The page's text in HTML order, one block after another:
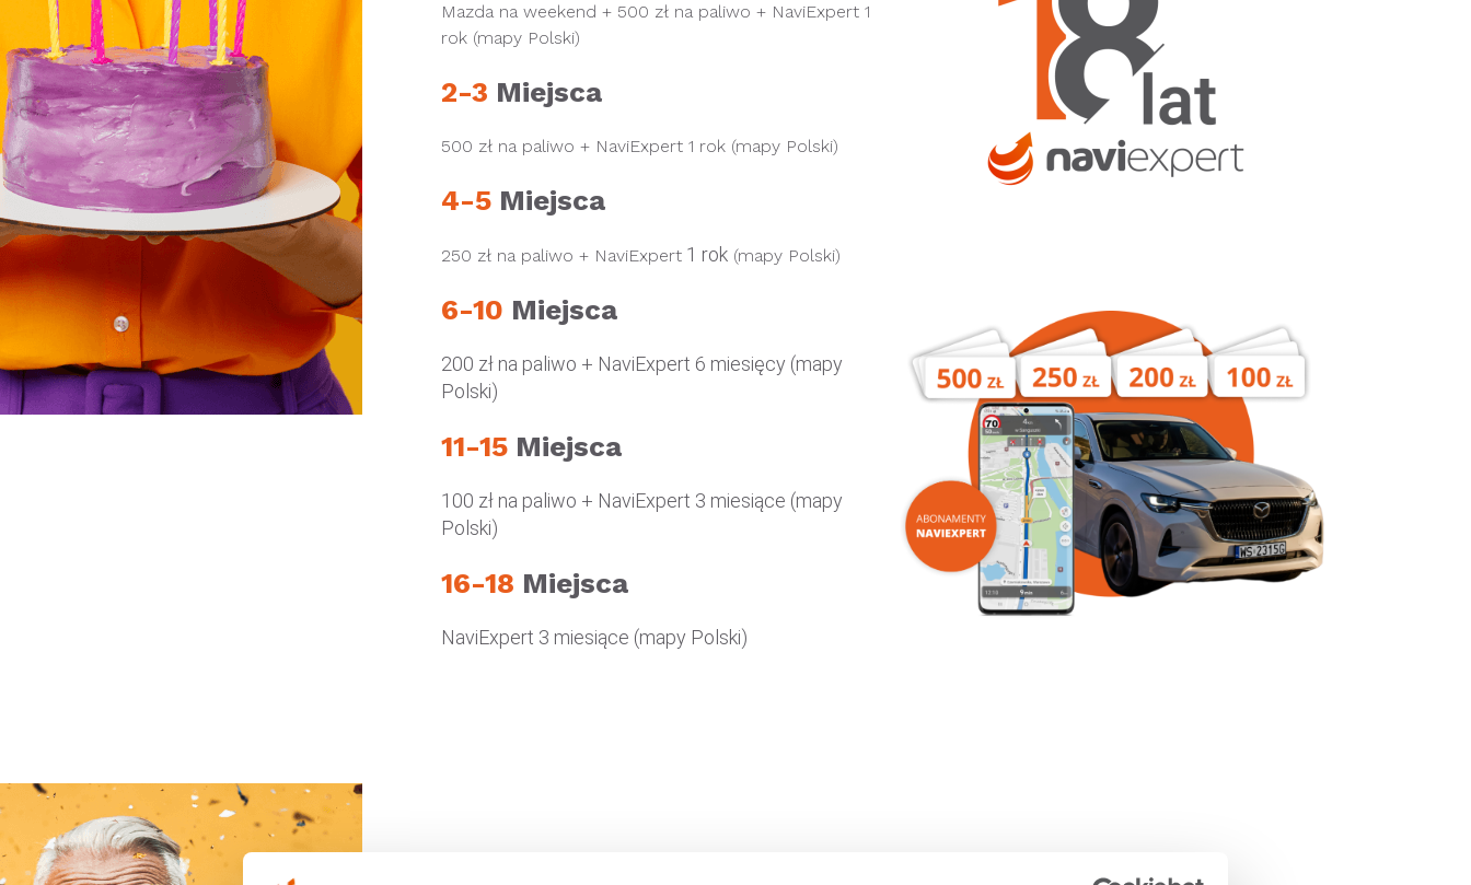
Mazda na weekend + 500 zł na paliwo + NaviExpert 1
rok (mapy Polski)
2-3 Miejsca
500 zł na paliwo + NaviExpert 1 rok (mapy Polski)
4-5Miejsca
250 zł na paliwo + NaviExpert1 rok(mapy Polski)
6-10 Miejsca
200 zł na paliwo + NaviExpert 6 miesięcy (mapy
Polski)
11-15Miejsca
100 zł na paliwo + NaviExpert 3 miesiące (mapy
Polski)
16-18 Miejsca
NaviExpert 3 miesiące (mapy Polski)